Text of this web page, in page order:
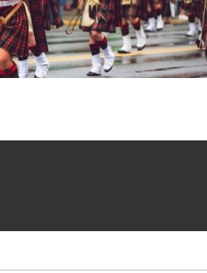
Visitando Vancouver, Calgary,